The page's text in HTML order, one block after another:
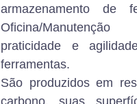
armazenamento de
Oficina/
praticidade e
ferramentas.
São produzidos em
carbono, suas